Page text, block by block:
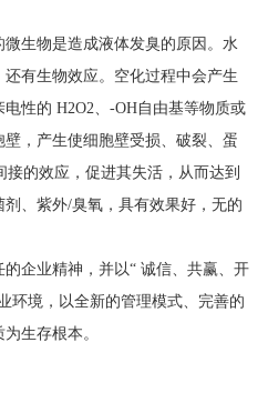
生物是造成液体发臭的原因。水
有生物效应。空化过程中会产生
性的 H2O2、-OH自由基等物质或
，产生使细胞壁受损、破裂、蛋
的效应，促进其失活，从而达到
、紫外/臭氧，具有效果好，无的
企业精神，并以“ 诚信、共赢、开
环境，以全新的管理模式、完善的
生存根本。